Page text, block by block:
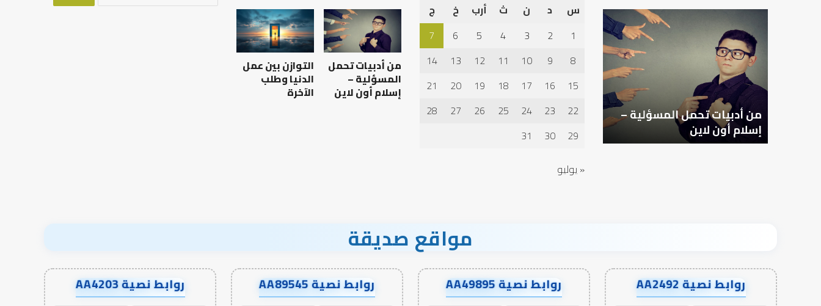
من
أدبيات
تحمل
المسؤلية
إسلام
أون
لاينمن أدبيات تحمل المسؤلية –
إسلام أون لاين
س
د ن ث أرب خ
ج
1
2
3
4
5
6
7
8
9
10
11
12
13
14
15
16
17
18
19
20
21
22
23
24
25
26
27
28
29
30
31
« يوليو
من أدبيات تحمل
المسؤلية –
إسلام أون لاين
التوازن بين عمل
الدنيا وطلب
الآخرة
مواقع صديقة
روابط نصية AA2492 روابط نصية AA49895 روابط نصية AA89545 روابط نصية AA4203